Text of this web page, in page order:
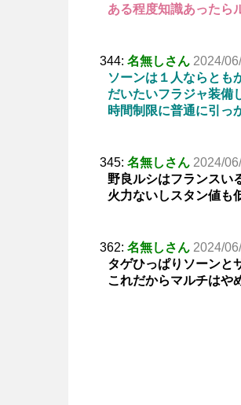
ある程度知識あったら
344: 名無しさん 2024/
ソーンは１人ならとも
だいたいフラジャ装備
時間制限に普通に引っ
345: 名無しさん 2024/
野良ルシはフランスい
火力ないしスタン値も
362: 名無しさん 2024/
タゲひっぱりソーンと
これだからマルチはや